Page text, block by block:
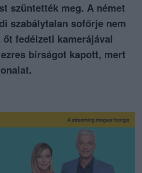
szüntették meg. A német
szabálytalan sofőrje nem
fedélzeti kamerájával
bírságot kapott, mert